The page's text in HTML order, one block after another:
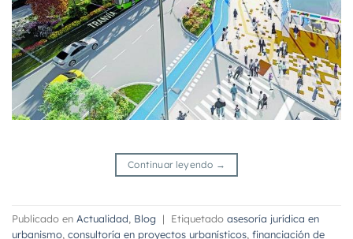
Continuar leyendo →
Publicado en Actualidad Blog | Etiquetado asesoría jurídica en
urbanismo consultoría en proyectos urbanísticos financiación de